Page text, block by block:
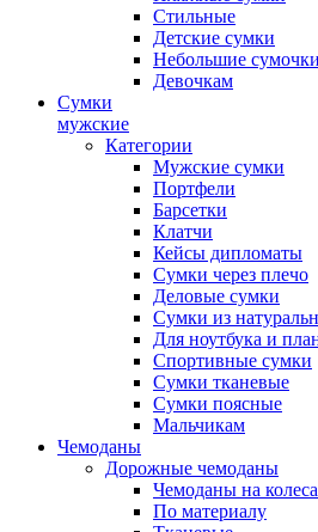
Стильные
Детские сумки
Небольшие сумочки
Девочкам
Сумки
мужские
Категории
Мужские сумки
Портфели
Барсетки
Клатчи
Кейсы дипломаты
Сумки через плечо
Деловые сумки
Сумки из
Для ноутбука и
Спортивные сумки
Сумки тканевые
Сумки поясные
Мальчикам
Чемоданы
Дорожные чемоданы
Чемоданы на
По материалу